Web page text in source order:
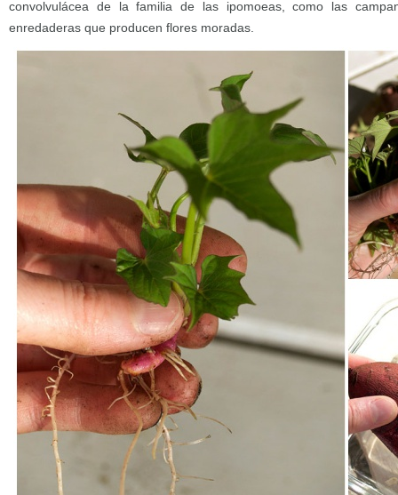
convolvulácea de la familia de las ipomoeas, como las
enredaderas que producen flores moradas.